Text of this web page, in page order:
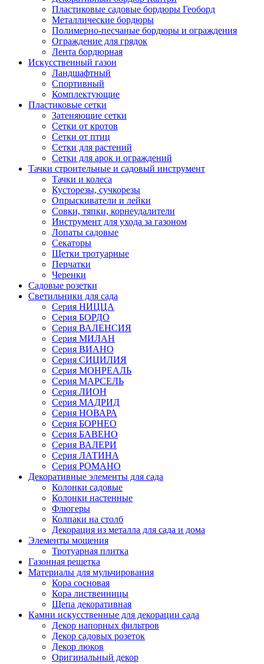
Пластиковые садовые бордюры Геоборд
Металлические бордюры
Полимерно-песчаные бордюры и ограждения
Ограждение для грядок
Лента бордюрная
Искусственный газон
Ландшафтный
Спортивный
Комплектующие
Пластиковые сетки
Затеняющие сетки
Сетки от кротов
Сетки от птиц
Сетки для растений
Сетки для арок и ограждений
Тачки строительные и садовый инструмент
Тачки и колеса
Кусторезы, сучкорезы
Опрыскиватели и лейки
Совки, тяпки, корнеудалители
Инструмент для ухода за газоном
Лопаты садовые
Секаторы
Щетки тротуарные
Перчатки
Черенки
Садовые розетки
Светильники для сада
Серия НИЦЦА
Серия БОРДО
Серия ВАЛЕНСИЯ
Серия МИЛАН
Серия ВИАНО
Серия СИЦИЛИЯ
Серия МОНРЕАЛЬ
Серия МАРСЕЛЬ
Серия ЛИОН
Серия МАДРИД
Серия НОВАРА
Серия БОРНЕО
Серия БАВЕНО
Серия ВАЛЕРИ
Серия ЛАТИНА
Серия РОМАНО
Декоративные элементы для сада
Колонки садовые
Колонки настенные
Флюгеры
Колпаки на столб
Декорация из металла для сада и дома
Элементы мощения
Тротуарная плитка
Газонная решетка
Материалы для мульчирования
Кора сосновая
Кора лиственницы
Щепа декоративная
Камни искусственные для декорации сада
Декор напорных фильтров
Декор садовых розеток
Декор люков
Оригинальный декор